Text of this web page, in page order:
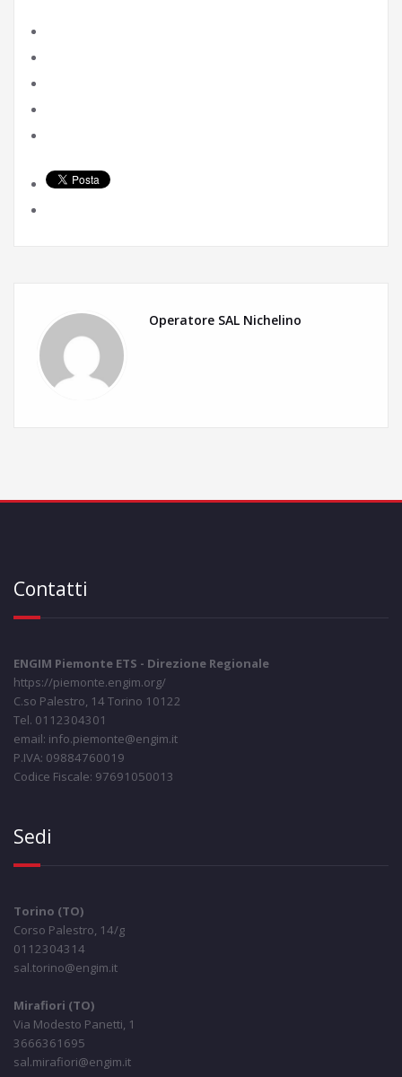
Operatore SAL Nichelino
Contatti
ENGIM Piemonte ETS - Direzione Regionale
https://piemonte.engim.org/
C.so Palestro, 14 Torino 10122
Tel. 0112304301
email: info.piemonte@engim.it
P.IVA: 09884760019
Codice Fiscale: 97691050013
Sedi
Torino (TO)
Corso Palestro, 14/g
0112304314
sal.torino@engim.it
Mirafiori (TO)
Via Modesto Panetti, 1
3666361695
sal.mirafiori@engim.it